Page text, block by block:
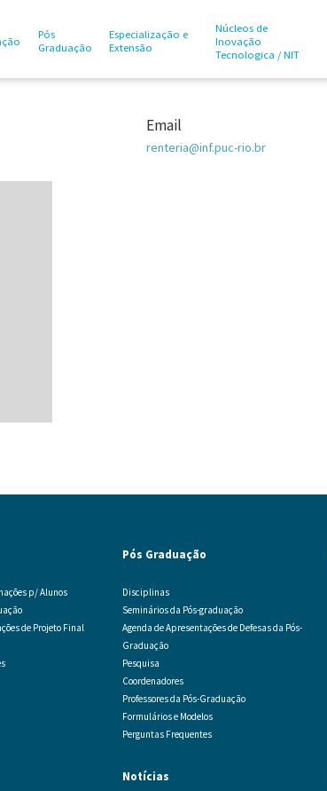
Pós
Graduação
Especialização e
Extensão
Núcleos de
Inovação
Tecnologica / NIT
Email
renteria@inf.puc-rio.br
p/ Alunos
de Projeto Final
Pós Graduação
Disciplinas
Seminários da Pós-graduação
Agenda de Apresentações de Defesas da Pós-
Graduação
Pesquisa
Coordenadores
Professores da Pós-Graduação
Formulários e Modelos
Perguntas Frequentes
Notícias